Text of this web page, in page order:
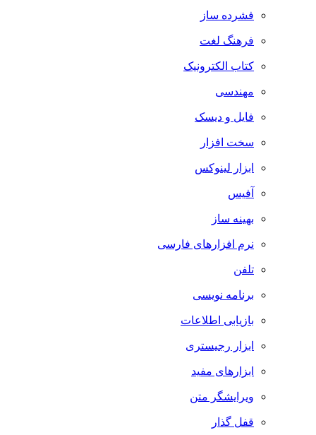
فشرده ساز
فرهنگ لغت
کتاب الکترونیک
مهندسی
فایل و دیسک
سخت افزار
ابزار لینوکس
آفیس
بهینه ساز
نرم افزارهای فارسی
تلفن
برنامه نویسی
بازیابی اطلاعات
ابزار رجیستری
ابزارهای مفید
ویرایشگر متن
قفل گذار